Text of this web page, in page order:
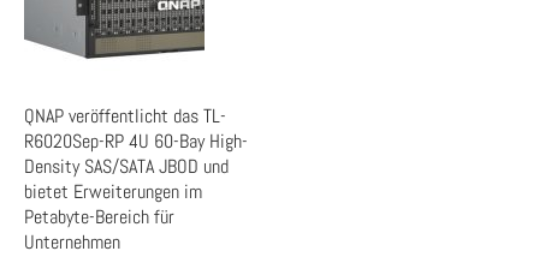
QNAP veröffentlicht das TL-
R6020Sep-RP 4U 60-Bay High-
Density SAS/SATA JBOD und
bietet Erweiterungen im
Petabyte-Bereich für
Unternehmen